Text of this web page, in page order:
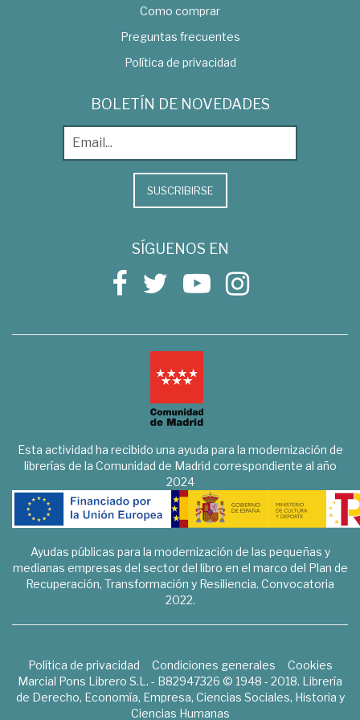
Como comprar
Preguntas frecuentes
Política de privacidad
BOLETÍN DE NOVEDADES
SUSCRIBIRSE
SÍGUENOS EN
Esta actividad ha recibido una ayuda para la modernización de
librerías de la Comunidad de Madrid correspondiente al año
2024
Ayudas públicas para la modernización de las pequeñas y
medianas empresas del sector del libro en el marco del Plan de
Recuperación, Transformación y Resiliencia. Convocatoria
2022.
Política de privacidad Condiciones generales
Cookies
Marcial Pons Librero S.L. - B82947326 © 1948 - 2018. Librería
de Derecho, Economía, Empresa, Ciencias Sociales, Historia y
Ciencias Humanas